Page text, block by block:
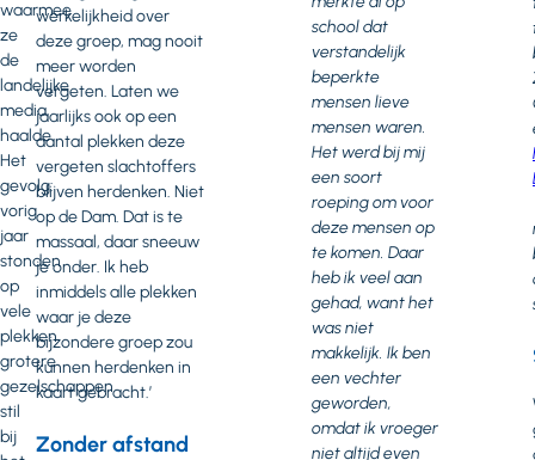
waarmee
ze
de
landelijke
media
haalde.
Het
gevolg:
vorig
jaar
stonden
op
vele
plekken
grotere
gezelschappen
stil
bij
werkelijkheid over
deze groep, mag nooit
meer worden
vergeten. Laten we
jaarlijks ook op een
aantal plekken deze
vergeten slachtoffers
blijven herdenken. Niet
op de Dam. Dat is te
massaal, daar sneeuw
je onder. Ik heb
inmiddels alle plekken
waar je deze
bijzondere groep zou
kunnen herdenken in
kaart gebracht.’
Zonder afstand
school dat
verstandelijk
beperkte
mensen lieve
mensen waren.
Het werd bij mij
een soort
roeping om voor
deze mensen op
te komen. Daar
heb ik veel aan
gehad, want het
was niet
makkelijk. Ik ben
een vechter
geworden,
omdat ik vroeger
niet altijd even